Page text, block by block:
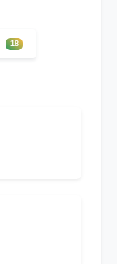
18